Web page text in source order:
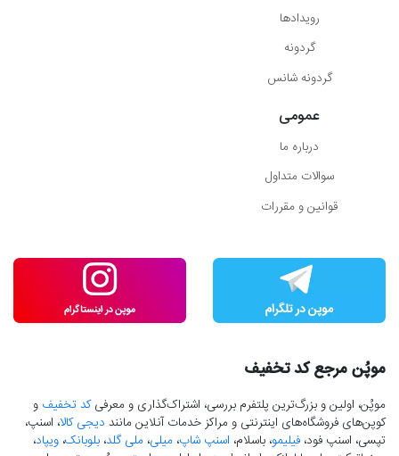
رویدادها
گردونه
گردونه شانس
عمومی
درباره ما
سوالات متداول
قوانین و مقررات
موپُن مرجع کد تخفیف
موپُن، اولین و بزرگ‌ترین پلتفرم بررسی، اشتراک‌گذاری و معرفیکد تخفیف و
کوپن‌های فروشگاه‌های اینترنتی و مراکز خدمات آنلاین مانند دیجی کالا، اسنپ،
تپسی، اسنپ فود، فیلیمو، باسلام، اسنپ شاپ، میلی، ملی گلد، بلوبانک، ویپاد،